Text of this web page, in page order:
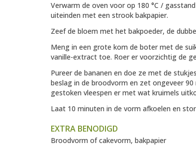
Verwarm de oven voor op 180 °C /
uiteinden met een strook bakpapier.
Zeef de bloem met het bakpoeder, de
Meng in een grote kom de boter met de
vanille-extract toe. Roer er voorzichtig de
Pureer de bananen en doe ze met de
beslag in de broodvorm en zet ongeveer
gestoken vleespen er met wat kruimels
Laat 10 minuten in de vorm afkoelen en
EXTRA BENODIGD
Broodvorm of cakevorm, bakpapier